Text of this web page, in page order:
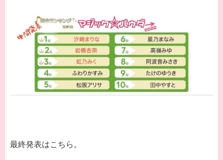
最終発表はこちら。